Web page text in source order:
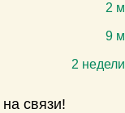
2 м
9 м
2 недели
связи!